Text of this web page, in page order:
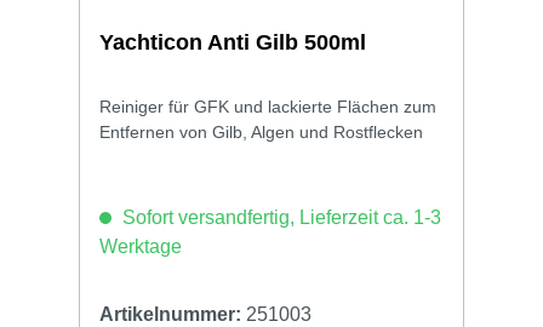
Yachticon Anti Gilb 500ml
Reiniger für GFK und lackierte Flächen zum
Entfernen von Gilb, Algen und Rostflecken
Sofort versandfertig, Lieferzeit ca. 1-3
Werktage
Artikelnummer: 251003